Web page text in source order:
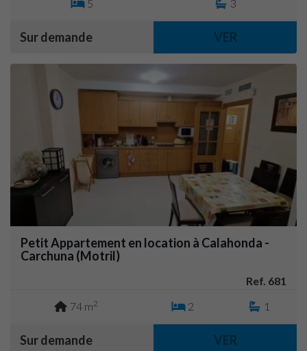
5
3
Sur demande VER
Petit Appartement en location à Calahonda -
Carchuna (Motril)
Ref. 681
74 m2 2 1
Sur demande VER